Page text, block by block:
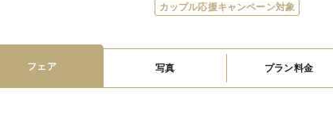
カップル応援キャンペーン対象
フェア 写真 プラン料金